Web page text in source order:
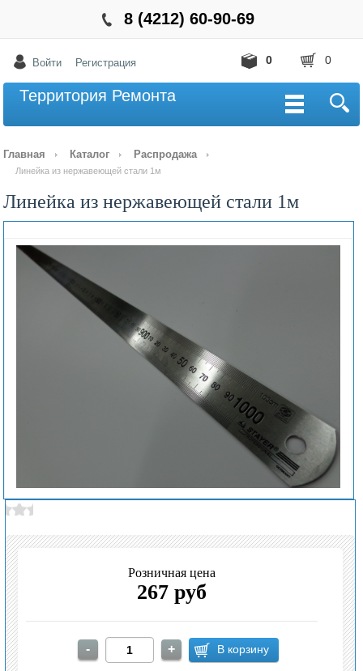
8 (4212) 60-90-69
Войти Регистрация 0
0
Территория Ремонта
Главная Каталог Распродажа
Линейка из нержавеющей стали 1м
Линейка из нержавеющей стали 1м
Розничная цена
267 руб